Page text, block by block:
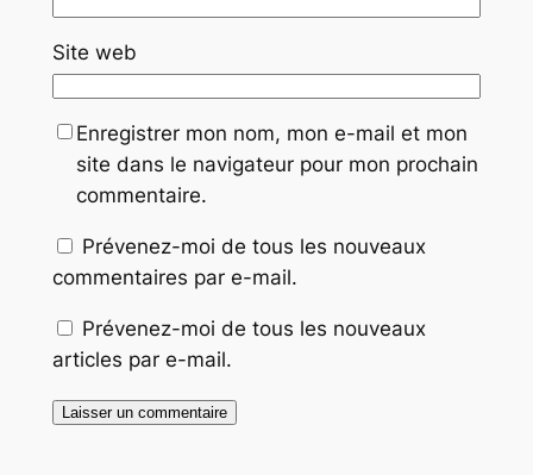
Site web
Enregistrer mon nom, mon e-mail et mon
site dans le navigateur pour mon prochain
commentaire.
Prévenez-moi de tous les nouveaux
commentaires par e-mail.
Prévenez-moi de tous les nouveaux
articles par e-mail.